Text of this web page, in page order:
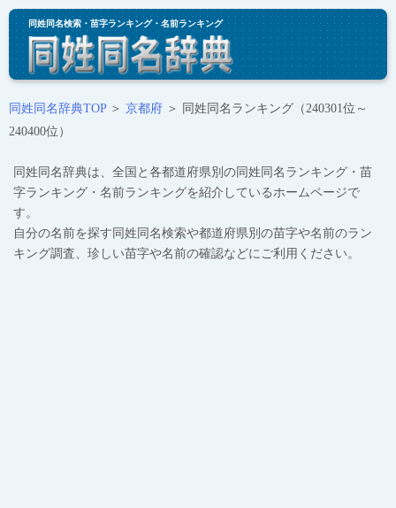
同姓同名検索・苗字ランキング・名前ランキング
同姓同名辞典TOP＞ 京都府 ＞ 同姓同名ランキング（240301位～
240400位）
同姓同名辞典は、全国と各都道府県別の同姓同名ランキング・苗
字ランキング・名前ランキングを紹介しているホームページで
す。
自分の名前を探す同姓同名検索や都道府県別の苗字や名前のラン
キング調査、珍しい苗字や名前の確認などにご利用ください。